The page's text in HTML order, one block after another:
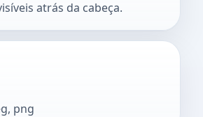
atrás da cabeça.
png